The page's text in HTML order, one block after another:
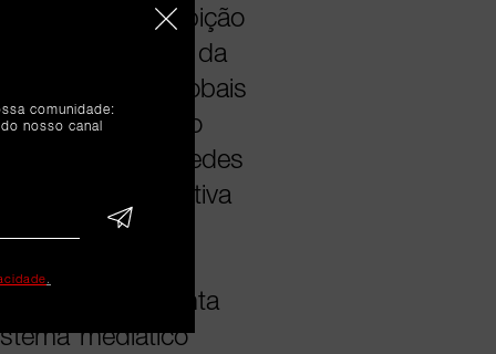
escala e a ambição
o modelo da
referências globais
combinando
nativa das redes
como parte ativa
levanta
mediático
comunidade:
nosso canal
.